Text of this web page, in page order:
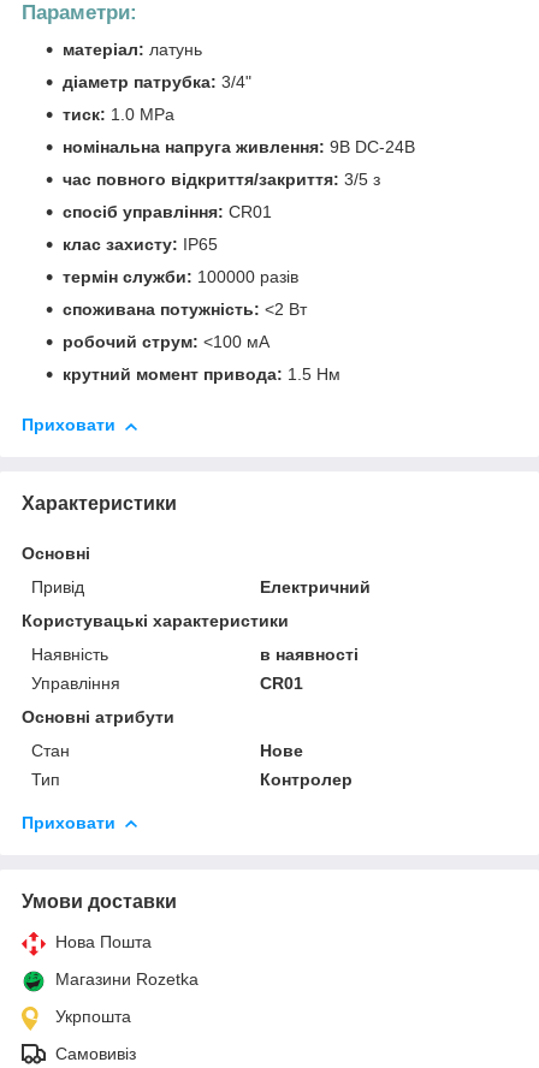
Параметри:
матеріал: латунь
діаметр патрубка: 3/4"
тиск: 1.0 МРа
номінальна напруга живлення: 9В DC-24В
час повного відкриття/закриття: 3/5 з
спосіб управління: CR01
клас захисту: IP65
термін служби: 100000 разів
споживана потужність: <2 Вт
робочий струм: <100 мА
крутний момент привода: 1.5 Нм
Приховати
Характеристики
Основні
Привід
Електричний
Користувацькі характеристики
Наявність
в наявності
Управління
CR01
Основні атрибути
Стан
Нове
Тип
Контролер
Приховати
Умови доставки
Нова Пошта
Магазини Rozetka
Укрпошта
Самовивіз